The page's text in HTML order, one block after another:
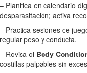
– Planifica en calendario
desparasitación; activa
– Practica sesiones de
regular peso y conducta.
– Revisa el Body
costillas palpables sin